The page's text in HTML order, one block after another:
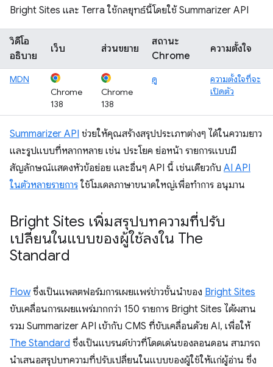
Bright Sites และ Terra ใช้กลยุทธ์นี้โดยใช้ Summarizer API
วิดีโอ
อธิบาย
เว็บ ส่วนขยาย
สถานะ
Chrome
ความตั้งใจ
MDN
Chrome
138
Chrome
138
ดู
ความตั้งใจที่จะ
เปิดตัว
Summarizer API ช่วยให้คุณสร้างสรุปประเภทต่างๆ ได้ในความยาว
และรูปแบบที่หลากหลาย เช่น ประโยค ย่อหน้า รายการแบบมี
สัญลักษณ์แสดงหัวข้อย่อย และอื่นๆ API นี้ เช่นเดียวกับ AI API
ในตัวหลายรายการ ใช้โมเดลภาษาขนาดใหญ่เพื่อทำการ อนุมาน
Bright Sites เพิ่มสรุปบทความที่ปรับ
เปลี่ยนในแบบของผู้ใช้ลงใน The
Standard
Flowซึ่งเป็นแพลตฟอร์มการเผยแพร่ข่าวชั้นนำของ Bright Sites
ขับเคลื่อนการเผยแพร่มากกว่า 150 รายการ Bright Sites ได้ผสาน
รวม Summarizer API เข้ากับ CMS ที่ขับเคลื่อนด้วย AI, เพื่อให้
The Standard ซึ่งเป็นแบรนด์ข่าวที่โดดเด่นของลอนดอน สามารถ
นำเสนอสรุปบทความที่ปรับเปลี่ยนในแบบของผู้ใช้ให้แก่ผู้อ่าน ซึ่ง